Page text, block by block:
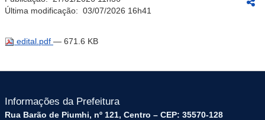
Última modificação: 03/07/2026 16h41
edital.pdf — 671.6 KB
Informações da Prefeitura
Rua Barão de Piumhi, nº 121, Centro – CEP: 35570-128